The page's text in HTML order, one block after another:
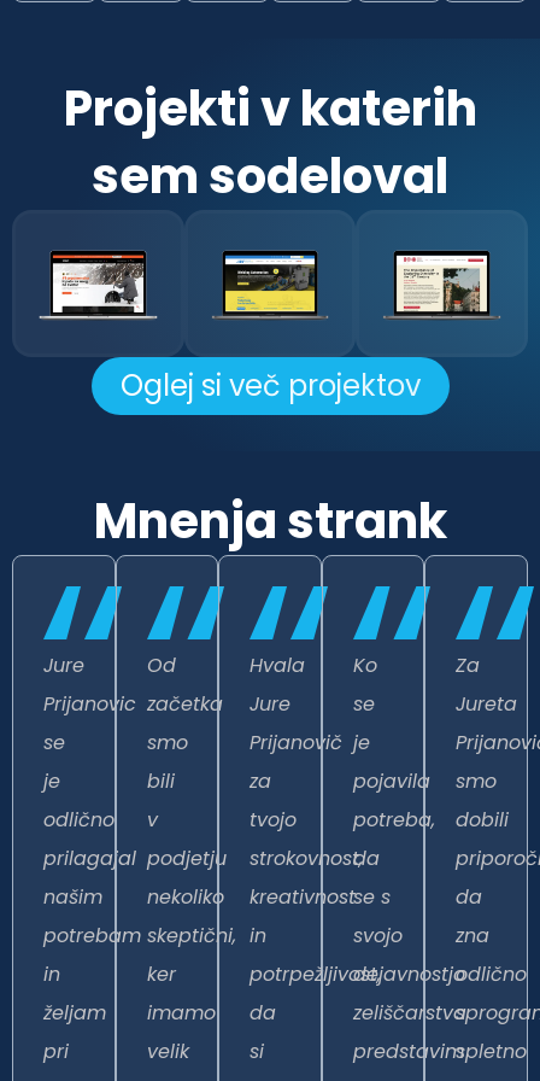
Projekti v katerih
sem sodeloval
Oglej si več projektov
Mnenja strank
Jure
Prijanovic
se
je
odlično
prilagajal
našim
potrebam
in
željam
pri
Od
začetka
smo
bili
v
podjetju
nekoliko
skeptični,
ker
imamo
velik
Hvala
Jure
Prijanovič
za
tvojo
strokovnost,
kreativnost
in
potrpežljivost,
da
si
Ko
se
je
pojavila
potreba,
da
se s
svojo
dejavnostjo
zeliščarstva
predstavim
Za
Jureta
smo
dobili
da
zna
odlično
spletno